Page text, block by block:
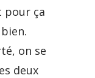
pour ça
on se
deux